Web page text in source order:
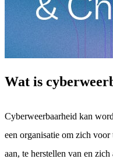
Wat is
Cyberweerbaarheid kan
een organisatie om zich voor
aan, te herstellen van en